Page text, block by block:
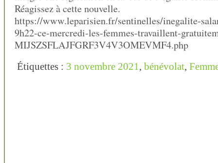
Réagissez à cette nouvelle.
https://www.leparisien.fr/sentinelles/inegalite-
9h22-ce-mercredi-les-femmes-travaillent-
MIJSZSFLAJFGRF3V4V3OMEVMF4.php
Étiquettes : 3 novembre 2021 , bénévolat,